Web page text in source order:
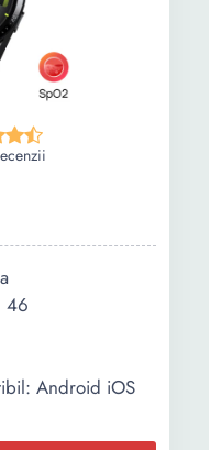
46
Android iOS